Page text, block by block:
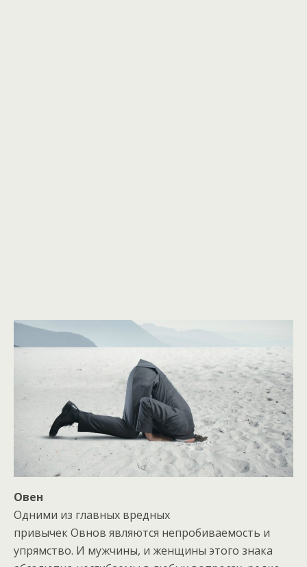
Овен
Одними из главных вредных
привычек Овнов являются непробиваемость и
упрямство. И мужчины, и женщины этого знака